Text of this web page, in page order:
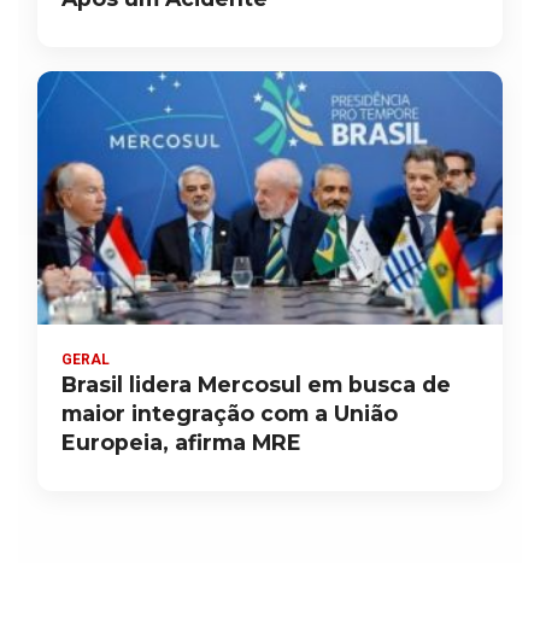
GERAL
Brasil lidera Mercosul em busca de
maior integração com a União
Europeia, afirma MRE